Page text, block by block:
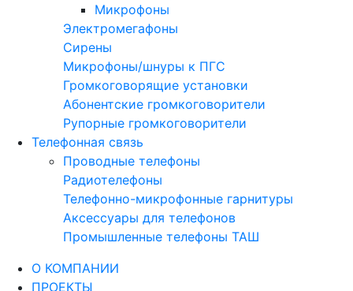
Микрофоны
Электромегафоны
Сирены
Микрофоны/шнуры к ПГС
Громкоговорящие установки
Абонентские громкоговорители
Рупорные громкоговорители
Телефонная связь
Проводные телефоны
Радиотелефоны
Телефонно-микрофонные гарнитуры
Аксессуары для телефонов
Промышленные телефоны ТАШ
О КОМПАНИИ
ПРОЕКТЫ